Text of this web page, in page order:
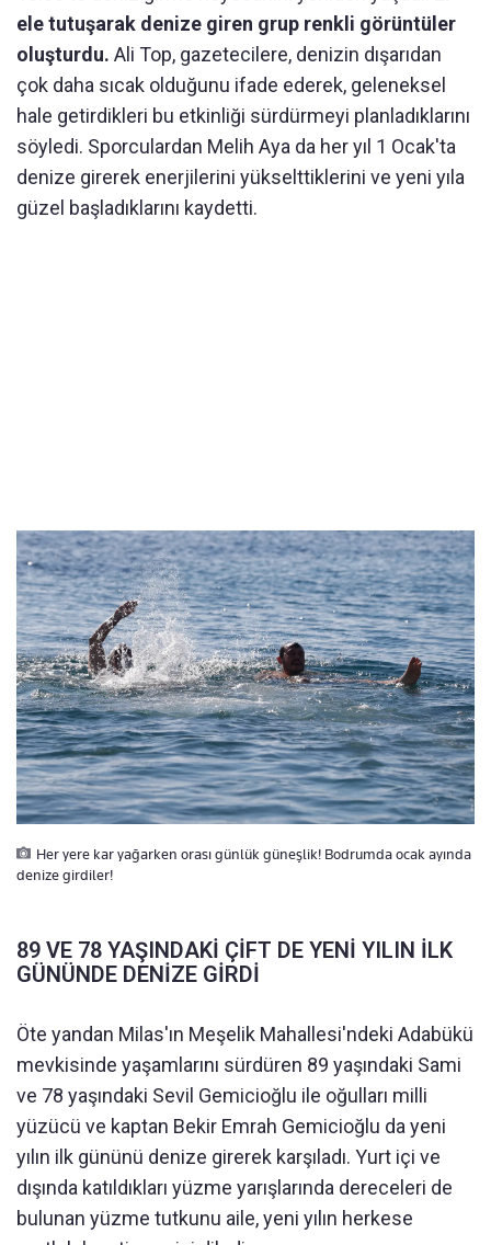
ele tutuşarak denize giren grup renkli görüntüler
oluşturdu. Ali Top, gazetecilere, denizin dışarıdan
çok daha sıcak olduğunu ifade ederek, geleneksel
hale getirdikleri bu etkinliği sürdürmeyi planladıklarını
söyledi. Sporculardan Melih Aya da her yıl 1 Ocak'ta
denize girerek enerjilerini yükselttiklerini ve yeni yıla
güzel başladıklarını kaydetti.
Her yere kar yağarken orası günlük güneşlik! Bodrumda ocak ayında
denize girdiler!
89 VE 78 YAŞINDAKİ ÇİFT DE YENİ YILIN İLK
GÜNÜNDE DENİZE GİRDİ
Öte yandan Milas'ın Meşelik Mahallesi'ndeki Adabükü
mevkisinde yaşamlarını sürdüren 89 yaşındaki Sami
ve 78 yaşındaki Sevil Gemicioğlu ile oğulları milli
yüzücü ve kaptan Bekir Emrah Gemicioğlu da yeni
yılın ilk gününü denize girerek karşıladı. Yurt içi ve
dışında katıldıkları yüzme yarışlarında dereceleri de
bulunan yüzme tutkunu aile, yeni yılın herkese